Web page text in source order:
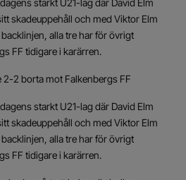
starkt U21-lag där David Elm
skadeuppehåll och med Viktor Elm
alla tre har för övrigt
FF tidigare i karärren.
2-2 borta mot Falkenbergs FF
starkt U21-lag där David Elm
skadeuppehåll och med Viktor Elm
alla tre har för övrigt
FF tidigare i karärren.